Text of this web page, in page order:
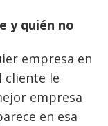
y quién no
empresa en
cliente le
empresa
en esa